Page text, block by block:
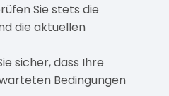
Sie stets die
die aktuellen
sicher, dass Ihre
Bedingungen